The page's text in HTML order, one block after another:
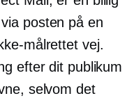
posten på en
målrettetvej.
efter dit publikum
selvom det